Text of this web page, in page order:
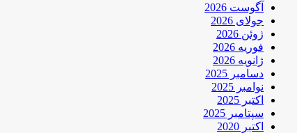
آگوست 2026
جولای 2026
ژوئن 2026
فوریه 2026
ژانویه 2026
دسامبر 2025
نوامبر 2025
اکتبر 2025
سپتامبر 2025
اکتبر 2020